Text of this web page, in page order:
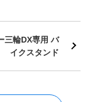
三輪DX専用 バ
イクスタンド